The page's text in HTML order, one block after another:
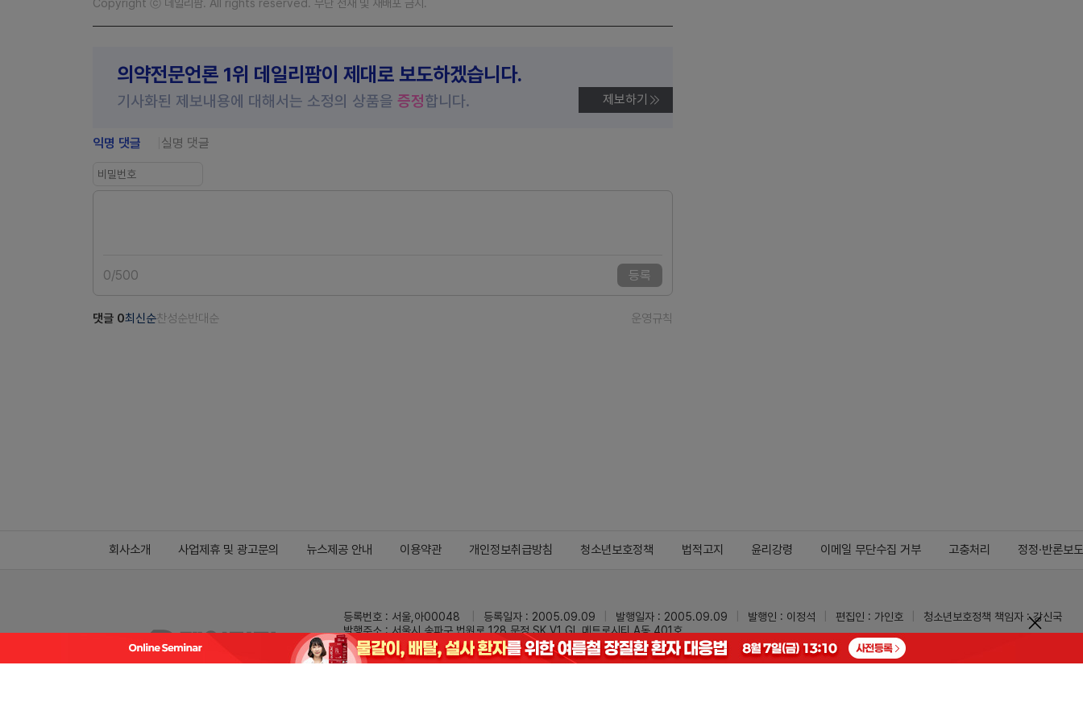
Copyright ⓒ 데일리팜. All rights reserved. 무단 전재 및 재배포 금지.
의약전문언론 1위 데일리팜이 제대로 보도하겠습니다.
기사화된 제보내용에 대해서는 소정의 상품을 증정합니다. 제보하기
익명 댓글 실명 댓글
0/500 등록
댓글 0최신순찬성순반대순 운영규칙
회사소개 사업제휴 및 광고문의 뉴스제공 안내 이용약관 개인정보취급방침 청소년보호정책 법적고지 윤리강령 이메일 무단수집 거부 고충처리 정정·반론보도
등록번호 : 서울,아00048 등록일자 : 2005.09.09 발행일자 : 2005.09.09 발행인 : 이정석 편집인 : 가인호
청소년보호정책 책임자 : 강신국
발행주소 : 서울시 송파구 법원로 128 문정 SK V1 GL 메트로시티 A동 401호
전화 : 02-3473-0833
팩스 : 02-3434-0169 Mail :dailypharm@dailypharm.com